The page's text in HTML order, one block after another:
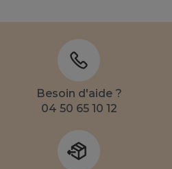
Besoin d'aide ?
04 50 65 10 12